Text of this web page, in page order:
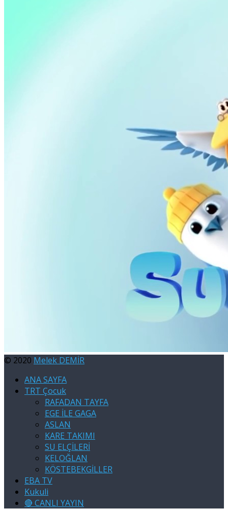
© 2020 Melek DEMİR
ANA SAYFA
TRT Çocuk
RAFADAN TAYFA
EGE İLE GAGA
ASLAN
KARE TAKIMI
SU ELÇİLERİ
KELOĞLAN
KÖSTEBEKGİLLER
EBA TV
Kukuli
🔴 CANLI YAYIN